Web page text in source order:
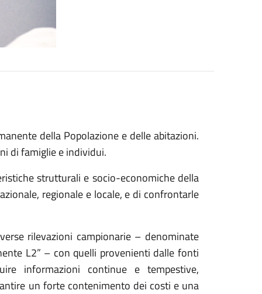
della Popolazione e delle abitazioni.
di famiglie e individui.
strutturali e socio-economiche della
regionale e locale, e di confrontarle
rilevazioni campionarie – denominate
L2” – con quelli provenienti dalle fonti
informazioni continue e tempestive,
un forte contenimento dei costi e una